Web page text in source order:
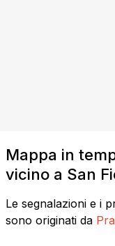
Mappa in
vicino a San
Le segnalazioni e i
sono originati da